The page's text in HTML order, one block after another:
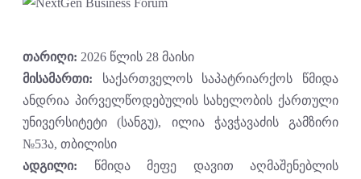
თარიღი: 2026 წლის 28 მაისი
მისამართი: საქართველოს საპატრიარქოს წმიდა
ანდრია პირველწოდებულის სახელობის ქართული
უნივერსიტეტი (სანგუ), ილია ჭავჭავაძის გამზირი
№53ა, თბილისი
ადგილი: წმიდა მეფე დავით აღმაშენებლის